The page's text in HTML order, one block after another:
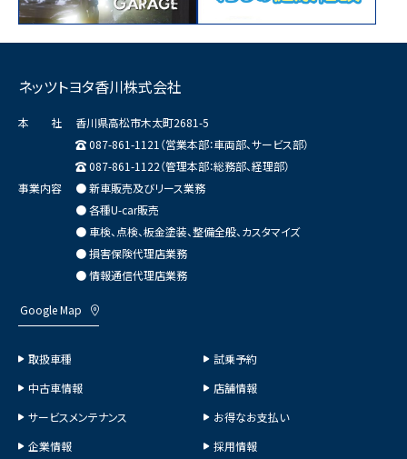
ネッツトヨタ香川株式会社
本 社
香川県高松市木太町2681-5
087-861-1121（営業本部：車両部、サービス部）
087-861-1122（管理本部：総務部、経理部）
事業内容
● 新車販売及びリース業務
● 各種U-car販売
● 車検、点検、板金塗装、整備全般、カスタマイズ
● 損害保険代理店業務
● 情報通信代理店業務
Google Map
取扱車種
試乗予約
中古車情報
店舗情報
サービスメンテナンス
お得なお支払い
企業情報
採用情報